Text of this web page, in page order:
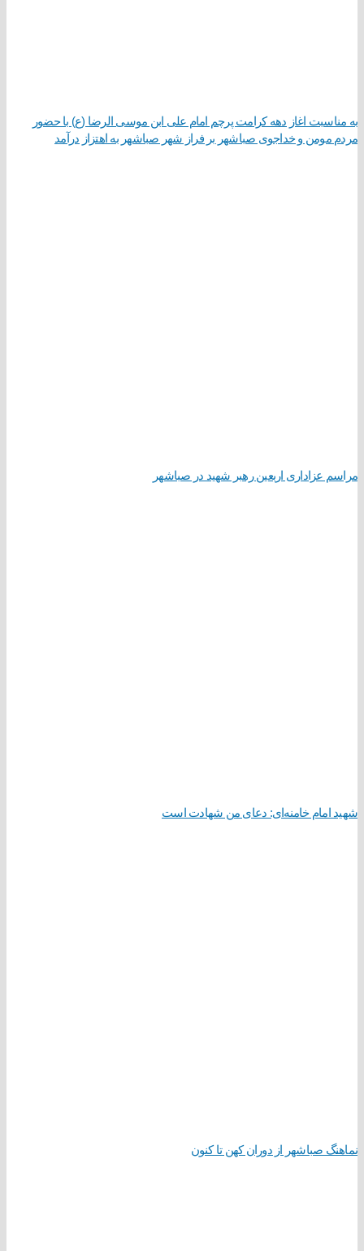
به مناسبت اغاز دهه کرامت پرچم امام علی ابن موسی الرضا (ع) با حضور
مردم مومن و خداجوی صباشهر بر فراز شهر صباشهر به اهتزاز درآمد
مراسم عزاداری اربعین رهبر شهید در صباشهر
شهید امام خامنه‌ای: دعای من شهادت است
نماهنگ صباشهر از دوران کهن تا کنون